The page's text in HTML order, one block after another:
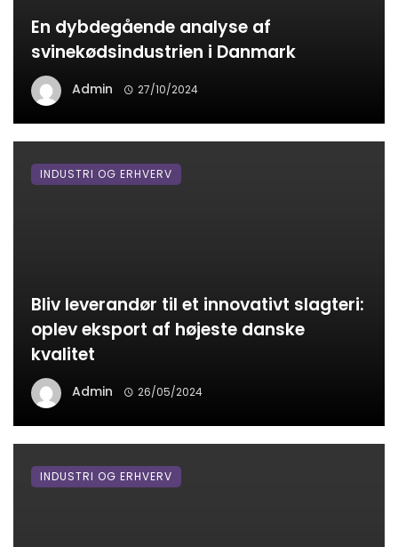
En dybdegående analyse af
svinekødsindustrien i Danmark
Admin 27/10/2024
Bliv leverandør til et innovativt slagteri:
oplev eksport af højeste danske
kvalitet
Admin 26/05/2024
INDUSTRI OG ERHVERV
INDUSTRI OG ERHVERV